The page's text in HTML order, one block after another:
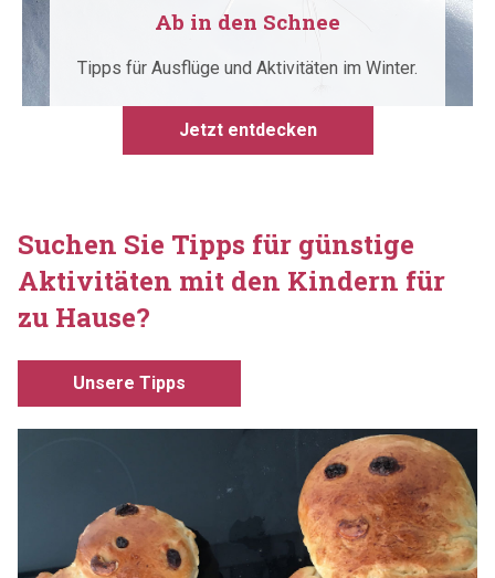
Ab in den Schnee
Tipps für Ausflüge und Aktivitäten im Winter.
Jetzt entdecken
Suchen Sie Tipps für günstige
Aktivitäten mit den Kindern für
zu Hause?
Unsere Tipps